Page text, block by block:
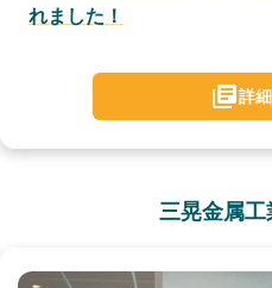
れました！
詳
三晃金属